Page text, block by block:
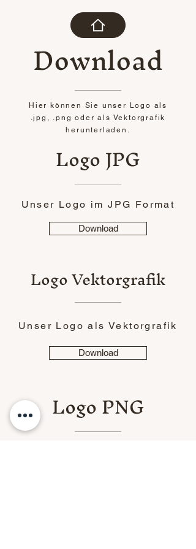
Download
Hier können Sie unser Logo als
.jpg, .png oder als Vektorgrafik
herunterladen.
Logo JPG
Unser Logo im JPG Format
Download
Logo Vektorgrafik
Unser Logo als Vektorgrafik
Download
Logo PNG